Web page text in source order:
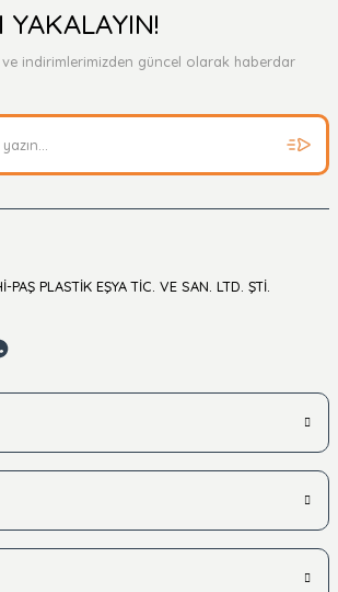
Yorum Yaz
henüz soru sorulmamış.
YAKALAYIN!
ve indirimlerimizden güncel olarak haberdar
PLASTİK EŞYA TİC. VE SAN. LTD. ŞTİ.